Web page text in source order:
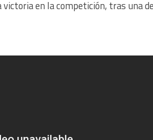
victoria en la competición, tras una